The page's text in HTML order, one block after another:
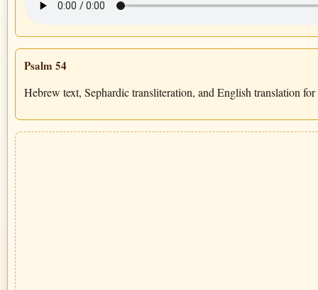
Psalm 54
Hebrew text, Sephardic transliteration, and English translation